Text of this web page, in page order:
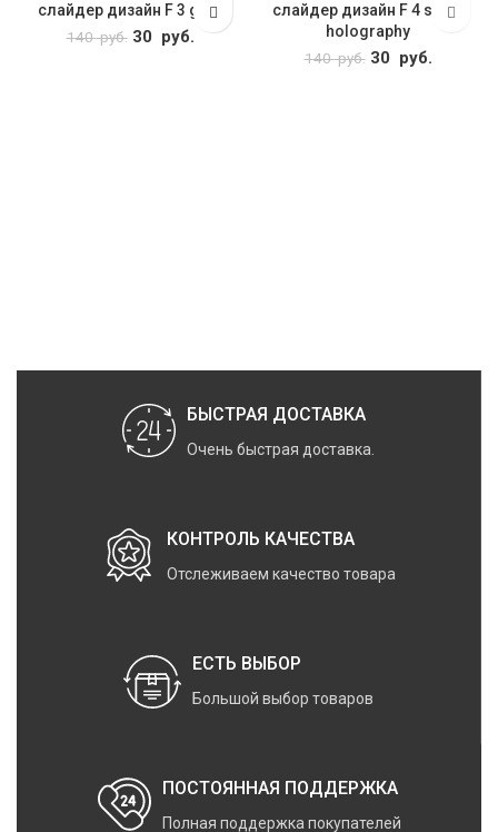
слайдер дизайн F 3 gold
140руб. Первоначальная
30 руб.
слайдер дизайн F 4 silver
holography
140руб. Первоначальная
30 руб.
БЫСТРАЯ ДОСТАВКА
Очень быстрая доставка.
КОНТРОЛЬ КАЧЕСТВА
Отслеживаем качество товара
ЕСТЬ ВЫБОР
Большой выбор товаров
ПОСТОЯННАЯ ПОДДЕРЖКА
Полная поддержка покупателей